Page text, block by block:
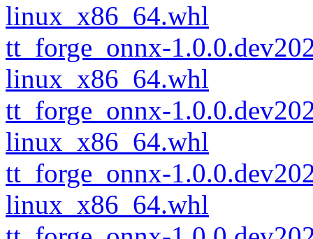
linux_x86_64.whl
tt_forge_onnx-
linux_x86_64.whl
tt_forge_onnx-
linux_x86_64.whl
tt_forge_onnx-
linux_x86_64.whl